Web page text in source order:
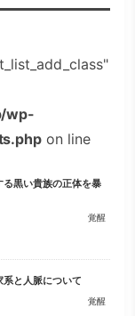
wp-
on line
黒い貴族の正体を暴
覚醒
系と人脈について
覚醒